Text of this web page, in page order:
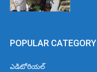
POPULAR CATEGORY
ఎడిటోరియల్